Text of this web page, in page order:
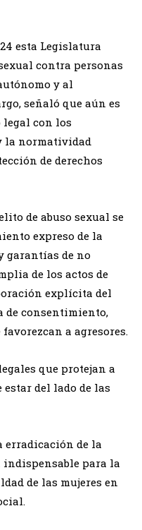
esta Legislatura
contra personas
y al
señaló que aún es
legal con los
la normatividad
de derechos
de abuso sexual se
expreso de la
garantías de no
de los actos de
explícita del
de consentimiento,
a agresores.
que protejan a
del lado de las
erradicación de la
para la
de las mujeres en